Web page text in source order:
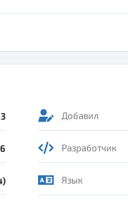
Добавил
Разработчик
Язык